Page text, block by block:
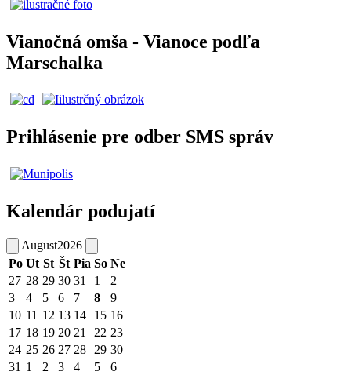
Vianočná omša - Vianoce podľa
Marschalka
Prihlásenie pre odber SMS správ
Kalendár podujatí
August2026
Po Ut St Št Pia So Ne
27 28 29 30 31 1
2
3
4 5 6 7 8
9
10 11 12 13 14 15 16
17 18 19 20 21 22 23
24 25 26 27 28 29 30
31 1 2 3 4 5 6